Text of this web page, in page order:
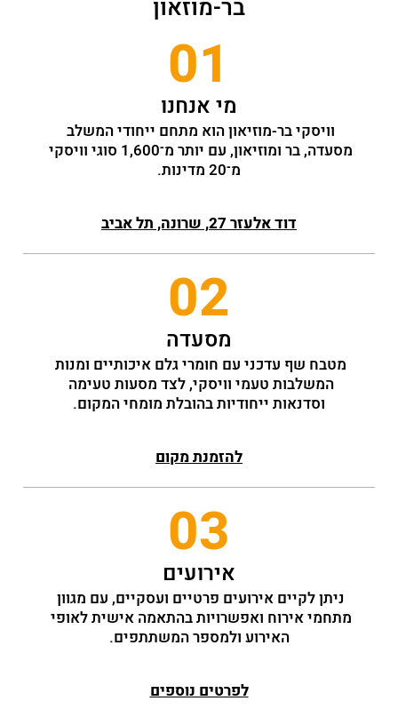
בר-מוזאון
01
מי אנחנו
מ־20 מדינות.
דוד אלעזר 27, שרונה, תל אביב
02
מסעדה
וסדנאות ייחודיות בהובלת מומחי המקום.
להזמנת מקום
03
אירועים
האירוע ולמספר המשתתפים.
לפרטים נוספים